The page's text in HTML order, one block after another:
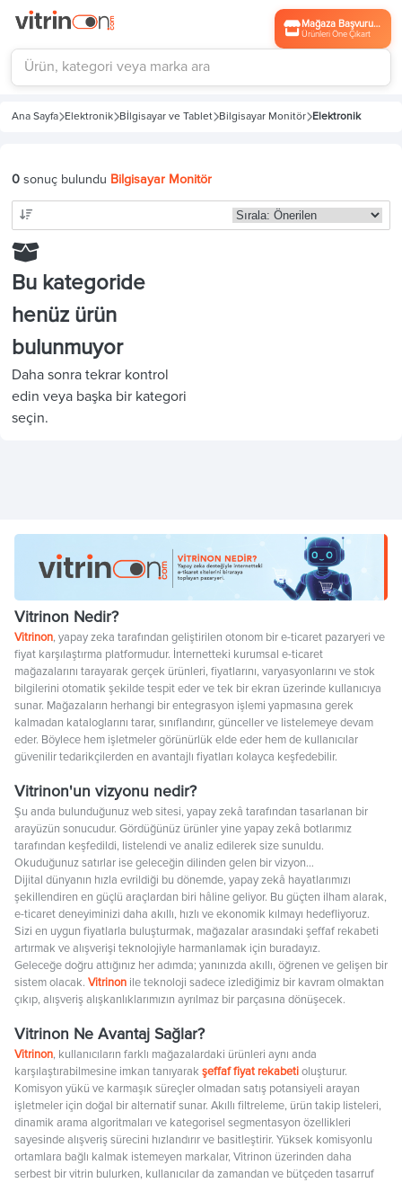
Mağaza Başvurusu
Ürünleri Öne Çıkart
Ana Sayfa Elektronik Bİlgisayar ve Tablet Bilgisayar Monitör Elektronik
0sonuç bulundu Bilgisayar Monitör
Bu kategoride
henüz ürün
bulunmuyor
Daha sonra tekrar kontrol
edin veya başka bir kategori
seçin.
Vitrinon Nedir?
Vitrinon, yapay zeka tarafından geliştirilen otonom bir e-ticaret pazaryeri ve
fiyat karşılaştırma platformudur. İnternetteki kurumsal e-ticaret
mağazalarını tarayarak gerçek ürünleri, fiyatlarını, varyasyonlarını ve stok
bilgilerini otomatik şekilde tespit eder ve tek bir ekran üzerinde kullanıcıya
sunar. Mağazaların herhangi bir entegrasyon işlemi yapmasına gerek
kalmadan kataloglarını tarar, sınıflandırır, günceller ve listelemeye devam
eder. Böylece hem işletmeler görünürlük elde eder hem de kullanıcılar
güvenilir tedarikçilerden en avantajlı fiyatları kolayca keşfedebilir.
Vitrinon'un vizyonu nedir?
Şu anda bulunduğunuz web sitesi, yapay zekâ tarafından tasarlanan bir
arayüzün sonucudur. Gördüğünüz ürünler yine yapay zekâ botlarımız
tarafından keşfedildi, listelendi ve analiz edilerek size sunuldu.
Okuduğunuz satırlar ise geleceğin dilinden gelen bir vizyon…
Dijital dünyanın hızla evrildiği bu dönemde, yapay zekâ hayatlarımızı
şekillendiren en güçlü araçlardan biri hâline geliyor. Bu güçten ilham alarak,
e-ticaret deneyiminizi daha akıllı, hızlı ve ekonomik kılmayı hedefliyoruz.
Sizi en uygun fiyatlarla buluşturmak, mağazalar arasındaki şeffaf rekabeti
artırmak ve alışverişi teknolojiyle harmanlamak için buradayız.
Geleceğe doğru attığınız her adımda; yanınızda akıllı, öğrenen ve gelişen bir
sistem olacak. Vitrinon ile teknoloji sadece izlediğimiz bir kavram olmaktan
çıkıp, alışveriş alışkanlıklarımızın ayrılmaz bir parçasına dönüşecek.
Vitrinon Ne Avantaj Sağlar?
Vitrinon, kullanıcıların farklı mağazalardaki ürünleri aynı anda
karşılaştırabilmesine imkan tanıyarak şeffaf fiyat rekabetioluşturur.
Komisyon yükü ve karmaşık süreçler olmadan satış potansiyeli arayan
işletmeler için doğal bir alternatif sunar. Akıllı filtreleme, ürün takip listeleri,
dinamik arama algoritmaları ve kategorisel segmentasyon özellikleri
sayesinde alışveriş sürecini hızlandırır ve basitleştirir. Yüksek komisyonlu
ortamlara bağlı kalmak istemeyen markalar, Vitrinon üzerinden daha
serbest bir vitrin bulurken, kullanıcılar da zamandan ve bütçeden tasarruf